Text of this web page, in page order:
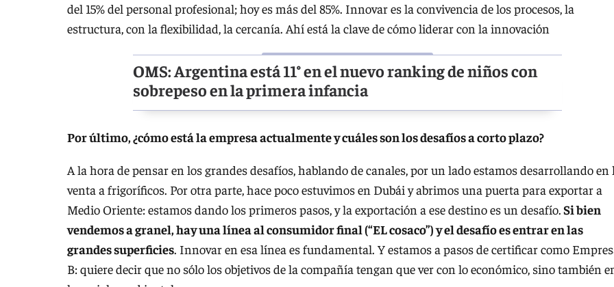
del 15% del personal profesional; hoy es más del 85%. Innovar es la convivencia de los procesos, la
estructura, con la flexibilidad, la cercanía. Ahí está la clave de cómo liderar con la innovación
OMS: Argentina está 11° en el nuevo ranking de niños con
sobrepeso en la primera infancia
Por último, ¿cómo está la empresa actualmente y cuáles son los desafíos a corto plazo?
A la hora de pensar en los grandes desafíos, hablando de canales, por un lado estamos desarrollando en
venta a frigoríficos. Por otra parte, hace poco estuvimos en Dubái y abrimos una puerta para exportar a
Medio Oriente: estamos dando los primeros pasos, y la exportación a ese destino es un desafío.Si bien
vendemos a granel, hay una línea al consumidor final (“EL cosaco”) y el desafío es entrar en las
grandes superficies. Innovar en esa línea es fundamental. Y estamos a pasos de certificar como
B: quiere decir que no sólo los objetivos de la compañía tengan que ver con lo económico, sino también